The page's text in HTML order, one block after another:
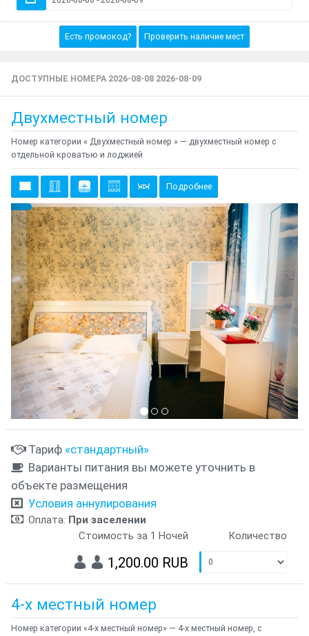
Есть промокод? Проверить наличие мест
ДОСТУПНЫЕ НОМЕРА 2026-08-08 2026-08-09
Двухместный номер
Номер категории « Двухместный номер » — двухместный номер с
отдельной кроватью и лоджией
Подробнее
{clt_left} 2 Количество
Предыдущий
Тариф «стандартный»
Варианты питания вы можете уточнить в
объекте размещения
Условия аннулирования
Оплата: При заселении
Стоимость за 1 Ночей
Количество
1,200.00 RUB
4-х местный номер
Номер категории «4-х местный номер» — 4-х местный номер, с